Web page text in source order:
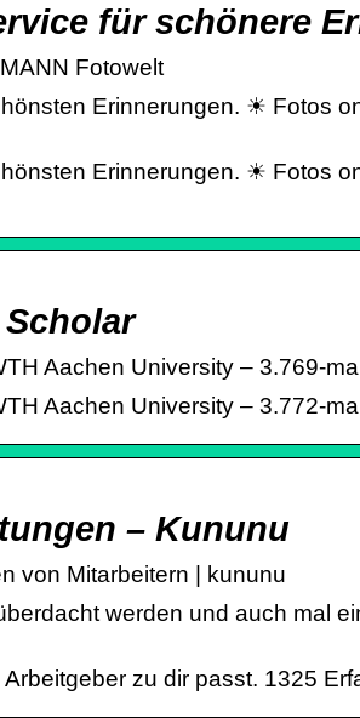
für schönere
Fotowelt
Erinnerungen. ☀ Fotos
Erinnerungen. ☀ Fotos
Aachen University – ‪‪3.769-
Aachen University – 3.772-
– Kununu
von Mitarbeitern | kununu
werden und auch mal
zu dir passt. 1325